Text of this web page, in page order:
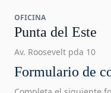
OFICINA
Punta del Este
Av. Roosevelt pda 10
Formulario de